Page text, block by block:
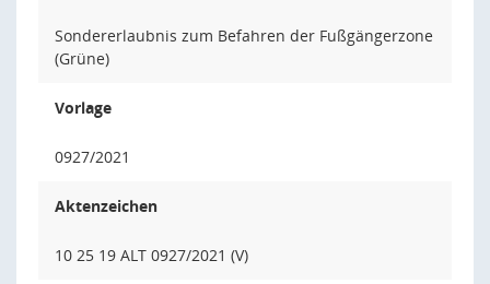
Sondererlaubnis zum Befahren der Fußgängerzone
(Grüne)
Vorlage
0927/2021
Aktenzeichen
10 25 19 ALT 0927/2021 (V)